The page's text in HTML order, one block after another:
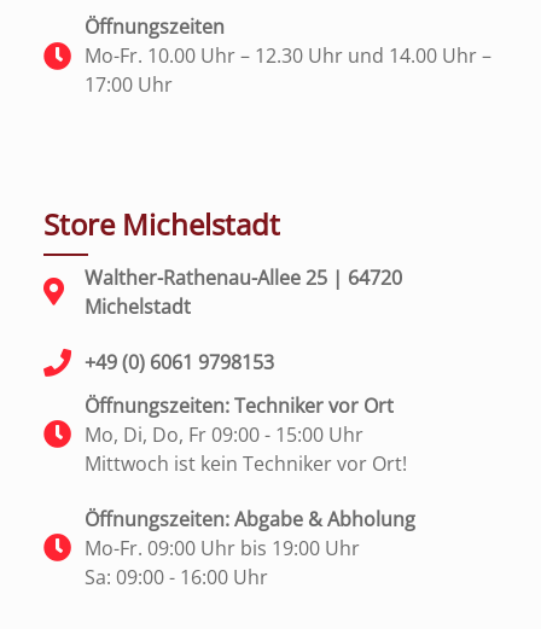
Öffnungszeiten
Mo-Fr. 10.00 Uhr – 12.30 Uhr und 14.00 Uhr –
17:00 Uhr
Store Michelstadt
Walther-Rathenau-Allee 25 | 64720
Michelstadt
+49 (0) 6061 9798153
Öffnungszeiten: Techniker vor Ort
Mo, Di, Do, Fr 09:00 - 15:00 Uhr
Mittwoch ist kein Techniker vor Ort!
Öffnungszeiten: Abgabe & Abholung
Mo-Fr. 09:00 Uhr bis 19:00 Uhr
Sa: 09:00 - 16:00 Uhr